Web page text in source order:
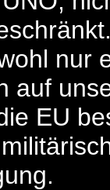
nur
auf
EU